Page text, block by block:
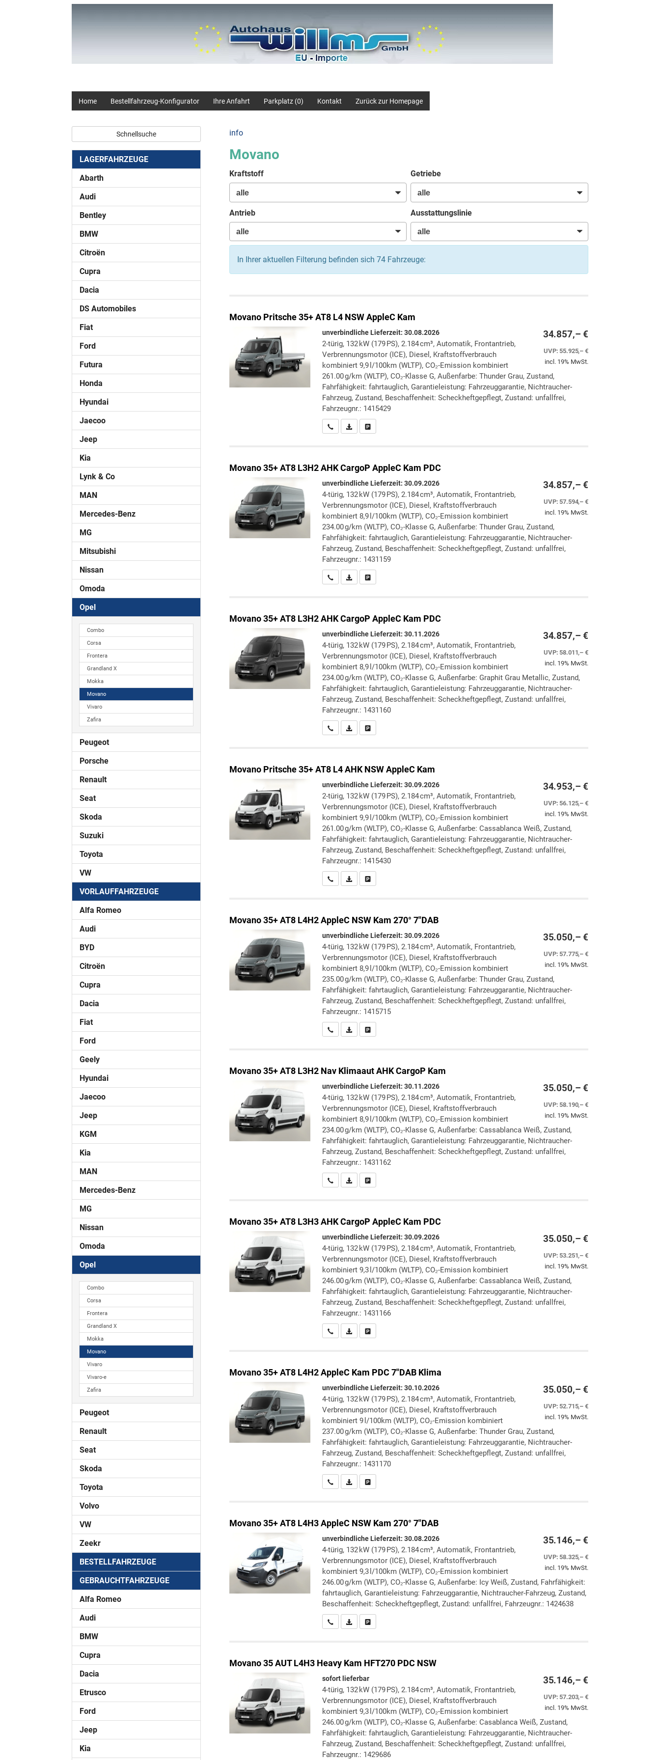
Home Bestellfahrzeug-Konfigurator Ihre Anfahrt Parkplatz (0) Kontakt Zurück zur Homepage
info
Movano
Kraftstoff Getriebe
Antrieb Ausstattungslinie
In Ihrer aktuellen Filterung befinden sich 74Fahrzeuge:
Movano Pritsche 35+ AT8 L4 NSW AppleC Kam
34.857,– €
UVP:55.925,– €
incl. 19% MwSt.
unverbindliche Lieferzeit: 30.08.2026
2-türig, 132 kW (179 PS), 2.184 cm³, Automatik, Frontantrieb,
Verbrennungsmotor (ICE), Diesel, Kraftstoffverbrauch
kombiniert 9,9 l/100km (WLTP), CO₂-Emission kombiniert
261.00 g/km (WLTP), CO₂-Klasse G, Außenfarbe: Thunder Grau, Zustand,
Fahrfähigkeit: fahrtauglich, Garantieleistung: Fahrzeuggarantie, Nichtraucher-
Fahrzeug, Zustand, Beschaffenheit: Scheckheftgepflegt, Zustand: unfallfrei,
Fahrzeugnr.: 1415429
Wir rufen Sie an
PDF-Datei, Fahrzeugexposé drucken
Drucken, parken oder vergleichen
Movano35+ AT8 L3H2 AHK CargoP AppleC Kam PDC
34.857,– €
UVP:57.594,– €
incl. 19% MwSt.
unverbindliche Lieferzeit: 30.09.2026
4-türig, 132 kW (179 PS), 2.184 cm³, Automatik, Frontantrieb,
Verbrennungsmotor (ICE), Diesel, Kraftstoffverbrauch
kombiniert 8,9 l/100km (WLTP), CO₂-Emission kombiniert
234.00 g/km (WLTP), CO₂-Klasse G, Außenfarbe: Thunder Grau, Zustand,
Fahrfähigkeit: fahrtauglich, Garantieleistung: Fahrzeuggarantie, Nichtraucher-
Fahrzeug, Zustand, Beschaffenheit: Scheckheftgepflegt, Zustand: unfallfrei,
Fahrzeugnr.: 1431159
Wir rufen Sie an
PDF-Datei, Fahrzeugexposé drucken
Drucken, parken oder vergleichen
Movano35+ AT8 L3H2 AHK CargoP AppleC Kam PDC
34.857,– €
UVP:58.011,– €
incl. 19% MwSt.
unverbindliche Lieferzeit: 30.11.2026
4-türig, 132 kW (179 PS), 2.184 cm³, Automatik, Frontantrieb,
Verbrennungsmotor (ICE), Diesel, Kraftstoffverbrauch
kombiniert 8,9 l/100km (WLTP), CO₂-Emission kombiniert
234.00 g/km (WLTP), CO₂-Klasse G, Außenfarbe: Graphit Grau Metallic, Zustand,
Fahrfähigkeit: fahrtauglich, Garantieleistung: Fahrzeuggarantie, Nichtraucher-
Fahrzeug, Zustand, Beschaffenheit: Scheckheftgepflegt, Zustand: unfallfrei,
Fahrzeugnr.: 1431160
Wir rufen Sie an
PDF-Datei, Fahrzeugexposé drucken
Drucken, parken oder vergleichen
Movano Pritsche 35+ AT8 L4 AHK NSW AppleC Kam
34.953,– €
UVP:56.125,– €
incl. 19% MwSt.
unverbindliche Lieferzeit: 30.09.2026
2-türig, 132 kW (179 PS), 2.184 cm³, Automatik, Frontantrieb,
Verbrennungsmotor (ICE), Diesel, Kraftstoffverbrauch
kombiniert 9,9 l/100km (WLTP), CO₂-Emission kombiniert
261.00 g/km (WLTP), CO₂-Klasse G, Außenfarbe: Cassablanca Weiß, Zustand,
Fahrfähigkeit: fahrtauglich, Garantieleistung: Fahrzeuggarantie, Nichtraucher-
Fahrzeug, Zustand, Beschaffenheit: Scheckheftgepflegt, Zustand: unfallfrei,
Fahrzeugnr.: 1415430
Wir rufen Sie an
PDF-Datei, Fahrzeugexposé drucken
Drucken, parken oder vergleichen
Movano35+ AT8 L4H2 AppleC NSW Kam 270° 7"DAB
35.050,– €
UVP:57.775,– €
incl. 19% MwSt.
unverbindliche Lieferzeit: 30.09.2026
4-türig, 132 kW (179 PS), 2.184 cm³, Automatik, Frontantrieb,
Verbrennungsmotor (ICE), Diesel, Kraftstoffverbrauch
kombiniert 8,9 l/100km (WLTP), CO₂-Emission kombiniert
235.00 g/km (WLTP), CO₂-Klasse G, Außenfarbe: Thunder Grau, Zustand,
Fahrfähigkeit: fahrtauglich, Garantieleistung: Fahrzeuggarantie, Nichtraucher-
Fahrzeug, Zustand, Beschaffenheit: Scheckheftgepflegt, Zustand: unfallfrei,
Fahrzeugnr.: 1415715
Wir rufen Sie an
PDF-Datei, Fahrzeugexposé drucken
Drucken, parken oder vergleichen
Movano35+ AT8 L3H2 Nav Klimaaut AHK CargoP Kam
35.050,– €
UVP:58.190,– €
incl. 19% MwSt.
unverbindliche Lieferzeit: 30.11.2026
4-türig, 132 kW (179 PS), 2.184 cm³, Automatik, Frontantrieb,
Verbrennungsmotor (ICE), Diesel, Kraftstoffverbrauch
kombiniert 8,9 l/100km (WLTP), CO₂-Emission kombiniert
234.00 g/km (WLTP), CO₂-Klasse G, Außenfarbe: Cassablanca Weiß, Zustand,
Fahrfähigkeit: fahrtauglich, Garantieleistung: Fahrzeuggarantie, Nichtraucher-
Fahrzeug, Zustand, Beschaffenheit: Scheckheftgepflegt, Zustand: unfallfrei,
Fahrzeugnr.: 1431162
Wir rufen Sie an
PDF-Datei, Fahrzeugexposé drucken
Drucken, parken oder vergleichen
Movano35+ AT8 L3H3 AHK CargoP AppleC Kam PDC
35.050,– €
UVP:53.251,– €
incl. 19% MwSt.
unverbindliche Lieferzeit: 30.09.2026
4-türig, 132 kW (179 PS), 2.184 cm³, Automatik, Frontantrieb,
Verbrennungsmotor (ICE), Diesel, Kraftstoffverbrauch
kombiniert 9,3 l/100km (WLTP), CO₂-Emission kombiniert
246.00 g/km (WLTP), CO₂-Klasse G, Außenfarbe: Cassablanca Weiß, Zustand,
Fahrfähigkeit: fahrtauglich, Garantieleistung: Fahrzeuggarantie, Nichtraucher-
Fahrzeug, Zustand, Beschaffenheit: Scheckheftgepflegt, Zustand: unfallfrei,
Fahrzeugnr.: 1431166
Wir rufen Sie an
PDF-Datei, Fahrzeugexposé drucken
Drucken, parken oder vergleichen
Movano35+ AT8 L4H2 AppleC Kam PDC 7"DAB Klima
35.050,– €
UVP:52.715,– €
incl. 19% MwSt.
unverbindliche Lieferzeit: 30.10.2026
4-türig, 132 kW (179 PS), 2.184 cm³, Automatik, Frontantrieb,
Verbrennungsmotor (ICE), Diesel, Kraftstoffverbrauch
kombiniert 9 l/100km (WLTP), CO₂-Emission kombiniert
237.00 g/km (WLTP), CO₂-Klasse G, Außenfarbe: Thunder Grau, Zustand,
Fahrfähigkeit: fahrtauglich, Garantieleistung: Fahrzeuggarantie, Nichtraucher-
Fahrzeug, Zustand, Beschaffenheit: Scheckheftgepflegt, Zustand: unfallfrei,
Fahrzeugnr.: 1431170
Wir rufen Sie an
PDF-Datei, Fahrzeugexposé drucken
Drucken, parken oder vergleichen
Movano35+ AT8 L4H3 AppleC NSW Kam 270° 7"DAB
35.146,– €
UVP:58.325,– €
incl. 19% MwSt.
unverbindliche Lieferzeit: 30.08.2026
4-türig, 132 kW (179 PS), 2.184 cm³, Automatik, Frontantrieb,
Verbrennungsmotor (ICE), Diesel, Kraftstoffverbrauch
kombiniert 9,3 l/100km (WLTP), CO₂-Emission kombiniert
246.00 g/km (WLTP), CO₂-Klasse G, Außenfarbe: Icy Weiß, Zustand, Fahrfähigkeit:
fahrtauglich, Garantieleistung: Fahrzeuggarantie, Nichtraucher-Fahrzeug, Zustand,
Beschaffenheit: Scheckheftgepflegt, Zustand: unfallfrei, Fahrzeugnr.: 1424638
Wir rufen Sie an
PDF-Datei, Fahrzeugexposé drucken
Drucken, parken oder vergleichen
Movano35 AUT L4H3 Heavy Kam HFT270 PDC NSW
35.146,– €
UVP:57.203,– €
incl. 19% MwSt.
sofort lieferbar
4-türig, 132 kW (179 PS), 2.184 cm³, Automatik, Frontantrieb,
Verbrennungsmotor (ICE), Diesel, Kraftstoffverbrauch
kombiniert 9,3 l/100km (WLTP), CO₂-Emission kombiniert
246.00 g/km (WLTP), CO₂-Klasse G, Außenfarbe: Casablanca Weiß, Zustand,
Fahrfähigkeit: fahrtauglich, Garantieleistung: Fahrzeuggarantie, Nichtraucher-
Fahrzeug, Zustand, Beschaffenheit: Scheckheftgepflegt, Zustand: unfallfrei,
Fahrzeugnr.: 1429686
Schnellsuche
LAGERFAHRZEUGE
Abarth
Audi
Bentley
BMW
Citroën
Cupra
Dacia
DS Automobiles
Fiat
Ford
Futura
Honda
Hyundai
Jaecoo
Jeep
Kia
Lynk & Co
MAN
Mercedes-Benz
MG
Mitsubishi
Nissan
Omoda
Opel
Combo
Corsa
Frontera
Grandland X
Mokka
Movano
Vivaro
Zafira
Peugeot
Porsche
Renault
Seat
Skoda
Suzuki
Toyota
VW
VORLAUFFAHRZEUGE
Alfa Romeo
Audi
BYD
Citroën
Cupra
Dacia
Fiat
Ford
Geely
Hyundai
Jaecoo
Jeep
KGM
Kia
MAN
Mercedes-Benz
MG
Nissan
Omoda
Opel
Combo
Corsa
Frontera
Grandland X
Mokka
Movano
Vivaro
Vivaro-e
Zafira
Peugeot
Renault
Seat
Skoda
Toyota
Volvo
VW
Zeekr
BESTELLFAHRZEUGE
GEBRAUCHTFAHRZEUGE
Alfa Romeo
Audi
BMW
Cupra
Dacia
Etrusco
Ford
Jeep
Kia